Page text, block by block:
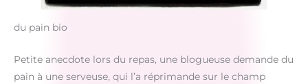
du pain bio
Petite anecdote lors du repas, une blogueuse demande du
pain à une serveuse, qui l’a réprimande sur le champ